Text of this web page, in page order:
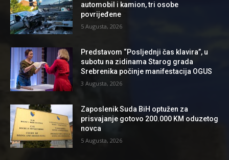
automobil i kamion, tri osobe
povrijeđene
5 Augusta, 2026
Predstavom “Posljednji čas klavira”, u
subotu na zidinama Starog grada
Srebrenika počinje manifestacija OGUS
3 Augusta, 2026
Zaposlenik Suda BiH optužen za
prisvajanje gotovo 200.000 KM oduzetog
novca
5 Augusta, 2026